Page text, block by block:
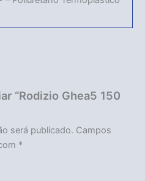
“Rodizio Ghea5 150
será publicado. Campos
*